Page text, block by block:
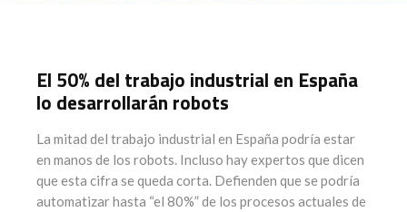
El 50% del trabajo industrial en España
lo desarrollarán robots
La mitad del trabajo industrial en España podría estar
en manos de los robots. Incluso hay expertos que dicen
que esta cifra se queda corta. Defienden que se podría
automatizar hasta “el 80%” de los procesos actuales de